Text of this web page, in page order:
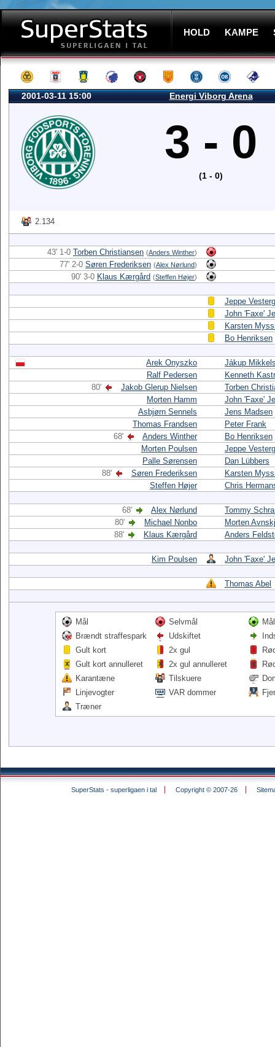
HOLD KAMPE
2001-03-11 15:00 Energi Viborg Arena
3 - 0
(1 - 0)
2.134
43' 1-0 Torben Christiansen (Anders Winther)
77' 2-0 Søren Frederiksen (Alex Nørlund)
90' 3-0 Klaus Kærgård (Steffen Højer)
Jeppe
John 'Faxe'
Karsten
Bo Henriksen
Arek Onyszko
Jákup
Ralf Pedersen
Kenneth
80'
Jakob Glerup Nielsen
Torben
Morten Hamm
John 'Faxe'
Asbjørn Sennels
Jens Madsen
Thomas Frandsen
Peter Frank
68'
Anders Winther
Bo Henriksen
Morten Poulsen
Jeppe
Palle Sørensen
Dan Lübbers
88'
Søren Frederiksen
Karsten
Steffen Højer
Chris
68' Alex Nørlund
Tommy
80'
Michael Nonbo
Morten
88'
Klaus Kærgård Anders
Kim Poulsen John 'Faxe'
Thomas Abel
Mål Selvmål
Brændt straffespark
Udskiftet
Gult kort
2x gul
Gult kort annulleret
2x gul annulleret
Karantæne
Tilskuere
Linjevogter
VAR dommer
Træner
SuperStats - superligaen i tal Copyright © 2007-26